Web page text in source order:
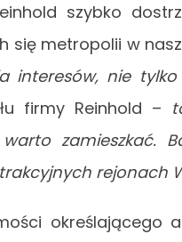
szybko
się metropolii w
nie tylko
firmy Reinhold –
zamieszkać.
rejonach
określającego